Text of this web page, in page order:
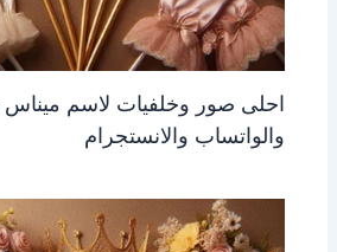
احلى صور وخلفيات لاسم
والواتساب والانستجرام